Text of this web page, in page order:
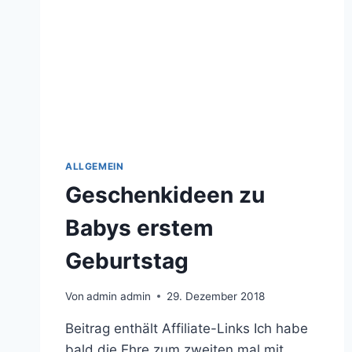
ALLGEMEIN
Geschenkideen zu
Babys erstem
Geburtstag
Von admin admin 29. Dezember 2018
Beitrag enthält Affiliate-Links Ich habe